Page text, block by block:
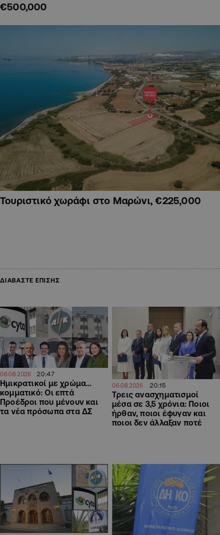
€500,000
Τουριστικό χωράφι στο Μαρώνι, €225,000
ΔΙΑΒΑΣΤΕ ΕΠΙΣΗΣ
06.08.2026 20:47
Ημικρατικοί με χρώμα…
κομματικό: Οι επτά
Προέδροι που μένουν και
τα νέα πρόσωπα στα ΔΣ
06.08.2026 20:15
Τρεις ανασχηματισμοί
μέσα σε 3,5 χρόνια: Ποιοι
ήρθαν, ποιοι έφυγαν και
ποιοι δεν άλλαξαν ποτέ